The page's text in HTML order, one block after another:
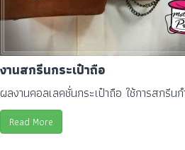
งานสกรีนกระเป๋าถือ
ผลงานคอลเลคชั่นกระเป๋าถือ ใช้การสกรีน
Read More